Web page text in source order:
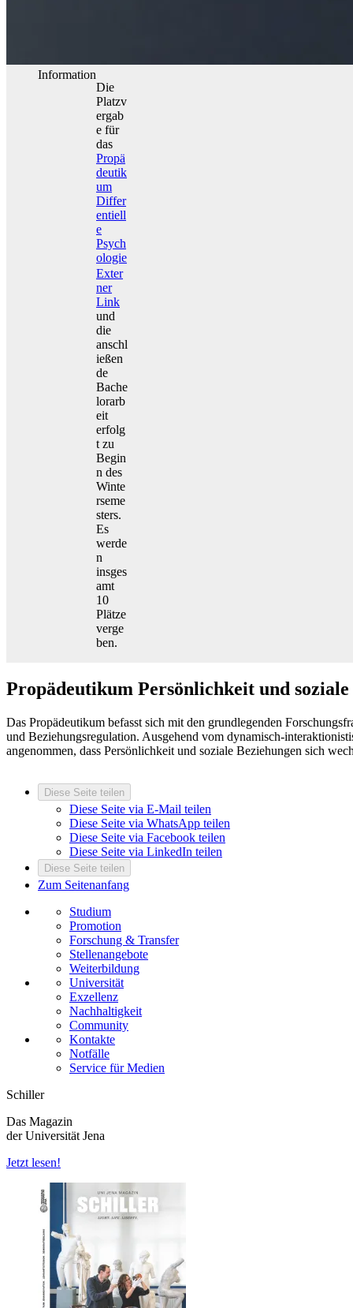
Information
Die
Platzv
ergab
e für
das
Propä
deutik
um
Differ
entiell
e
Psych
ologie
Exter
ner
Link
und
die
anschl
ießen
de
Bache
lorarb
eit
erfolg
t zu
Begin
n des
Winte
rseme
sters.
Es
werde
n
insges
amt
10
Plätze
verge
ben.
Propädeutikum Persönlichkeit und soziale
Das Propädeutikum befasst sich mit den grundlegenden
und Beziehungsregulation. Ausgehend vom dynamisch-
angenommen, dass Persönlichkeit und soziale Beziehungen sich
Diese Seite teilen
Diese Seite via E-Mail teilen
Diese Seite via WhatsApp teilen
Diese Seite via Facebook teilen
Diese Seite via LinkedIn teilen
Diese Seite teilen
Zum Seitenanfang
Studium
Promotion
Forschung & Transfer
Stellenangebote
Weiterbildung
Universität
Exzellenz
Nachhaltigkeit
Community
Kontakte
Notfälle
Service für Medien
Schiller
Das Magazin
der Universität Jena
Jetzt lesen!